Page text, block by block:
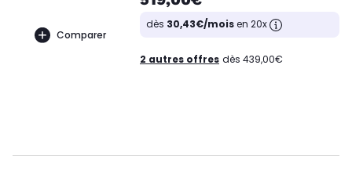
Comparer
dès 30,43€/moisen 20x
2 autres offres dès 439,00€